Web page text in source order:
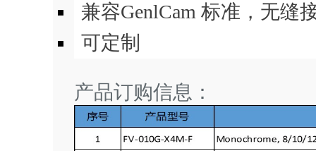
兼容GenlCam 标准，无缝
可定制
产品订购信息：